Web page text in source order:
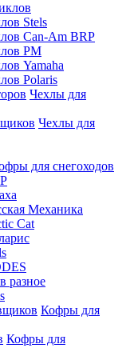
Stels
Can-Am BRP
РМ
Yamaha
Polaris
Чехлы для
Чехлы для
для снегоходов
Механика
Cat
разное
Кофры для
Кофры для